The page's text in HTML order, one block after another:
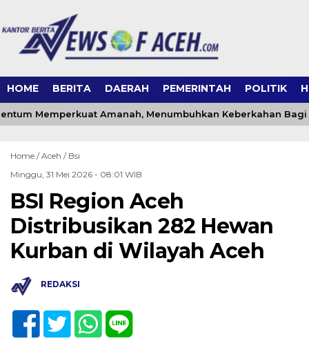
HOME BERITA DAERAH PEMERINTAH POLITIK
Memperkuat Amanah, Menumbuhkan Keberkahan Bagi
Home /Aceh / Bsi
Minggu, 31 Mei 2026 - 08:01 WIB
BSI Region Aceh
Distribusikan 282 Hewan
Kurban di Wilayah Aceh
REDAKSI